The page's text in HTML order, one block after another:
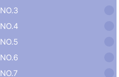
NO.3
NO.4
NO.5
NO.6
NO.7